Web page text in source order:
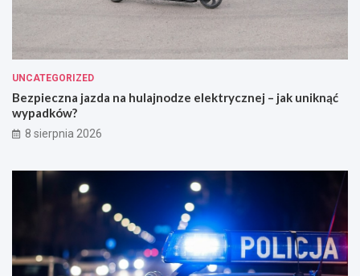
UNCATEGORIZED
Bezpieczna jazda na hulajnodze elektrycznej – jak uniknąć
wypadków?
8 sierpnia 2026